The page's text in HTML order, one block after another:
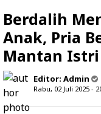
Berdalih
Anak, Pria
Mantan
Editor: Admin
Rabu, 02 Juli 2025 -